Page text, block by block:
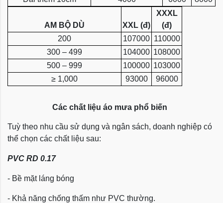
AM BỘ DÙ XXL (đ)
XXXL
(đ)
200
107000 110000
300 – 499
104000 108000
500 – 999
100000 103000
≥ 1,000
93000 96000
Các chất liệu áo mưa phổ biến
Tuỳ theo nhu cầu sử dụng và ngân sách, doanh nghiệp có
thể chọn các chất liệu sau:
PVC RD 0.17
- Bề mặt láng bóng
- Khả năng chống thấm như PVC thường.